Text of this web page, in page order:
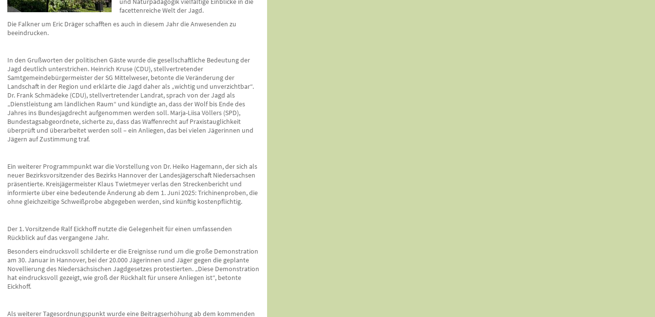
facettenreiche Welt der Jagd.
Die Falkner um Eric Dräger schafften es auch in diesem Jahr die Anwesenden zu
beeindrucken.
In den Grußworten der politischen Gäste wurde die gesellschaftliche Bedeutung der
Jagd deutlich unterstrichen. Heinrich Kruse (CDU), stellvertretender
Samtgemeindebürgermeister der SG Mittelweser, betonte die Veränderung der
Landschaft in der Region und erklärte die Jagd daher als „wichtig und unverzichtbar“.
Dr. Frank Schmädeke (CDU), stellvertretender Landrat, sprach von der Jagd als
„Dienstleistung am ländlichen Raum“ und kündigte an, dass der Wolf bis Ende des
Jahres ins Bundesjagdrecht aufgenommen werden soll. Marja-Liisa Völlers (SPD),
Bundestagsabgeordnete, sicherte zu, dass das Waffenrecht auf Praxistauglichkeit
überprüft und überarbeitet werden soll – ein Anliegen, das bei vielen Jägerinnen und
Jägern auf Zustimmung traf.
Ein weiterer Programmpunkt war die Vorstellung von Dr. Heiko Hagemann, der sich als
neuer Bezirksvorsitzender des Bezirks Hannover der Landesjägerschaft Niedersachsen
präsentierte. Kreisjägermeister Klaus Twietmeyer verlas den Streckenbericht und
informierte über eine bedeutende Änderung ab dem 1. Juni 2025: Trichinenproben, die
ohne gleichzeitige Schweißprobe abgegeben werden, sind künftig kostenpflichtig.
Der 1. Vorsitzende Ralf Eickhoff nutzte die Gelegenheit für einen umfassenden
Rückblick auf das vergangene Jahr.
Besonders eindrucksvoll schilderte er die Ereignisse rund um die große Demonstration
am 30. Januar in Hannover, bei der 20.000 Jägerinnen und Jäger gegen die geplante
Novellierung des Niedersächsischen Jagdgesetzes protestierten. „Diese Demonstration
hat eindrucksvoll gezeigt, wie groß der Rückhalt für unsere Anliegen ist“, betonte
Eickhoff.
Als weiterer Tagesordnungspunkt wurde eine Beitragserhöhung ab dem kommenden